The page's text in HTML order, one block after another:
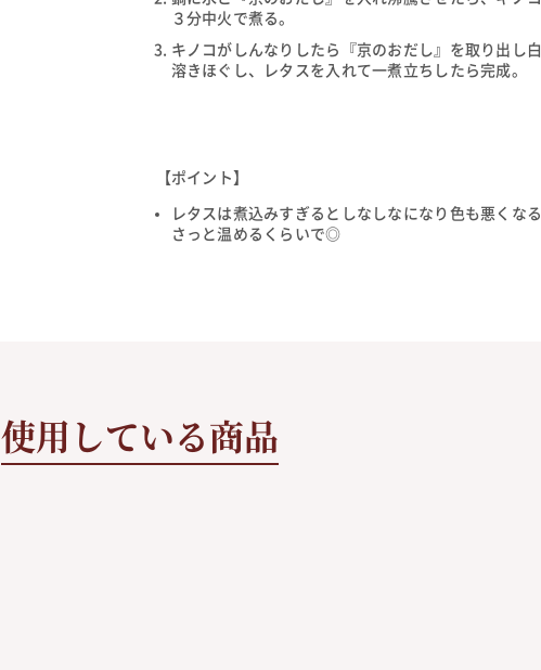
３分中火で煮る。
キノコがしんなりしたら『京のおだし』を取り出し
溶きほぐし、レタスを入れて一煮立ちしたら完成。
【ポイント】
レタスは煮込みすぎるとしなしなになり色も悪くなる
さっと温めるくらいで◎
使用している商品